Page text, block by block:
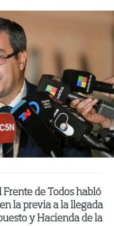
de Todos habló
la previa a la llegada
y Hacienda de la